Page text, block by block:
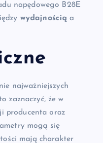
napędowego B28E
wydajnością a
najważniejszych
zaznaczyć, że w
producenta oraz
mogą się
mają charakter